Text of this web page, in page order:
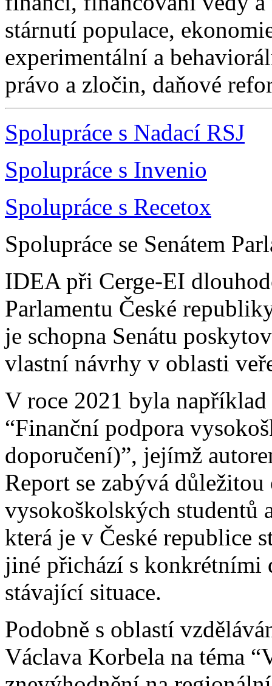
stárnutí populace,
experimentální a
právo a zločin, daňové
Spolupráce s Nadací RSJ
Spolupráce s Invenio
Spolupráce s Recetox
Spolupráce se Senátem
IDEA při Cerge-EI
Parlamentu České
je schopna Senátu
vlastní návrhy v oblasti
V roce 2021 byla například
“Finanční podpora
doporučení)”, jejímž
Report se zabývá
vysokoškolských studentů
která je v České republice
jiné přichází s konkrétními
stávající situace.
Podobně s oblastí
Václava Korbela na téma